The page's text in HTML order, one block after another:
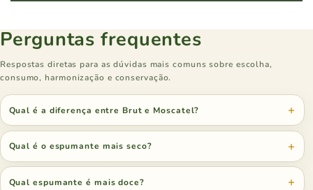
Perguntas frequentes
Respostas diretas para as dúvidas mais comuns sobre escolha,
consumo, harmonização e conservação.
Qual é a diferença entre Brut e Moscatel?
Qual é o espumante mais seco?
Qual espumante é mais doce?